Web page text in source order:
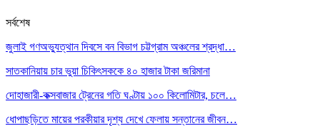
সর্বশেষ
জুলাই গণঅভ্যুত্থান দিবসে বন বিভাগ চট্টগ্রাম অঞ্চলের শ্রদ্ধা…
সাতকানিয়ায় চার ভুয়া চিকিৎসককে ৪০ হাজার টাকা জরিমানা
দোহাজারী-কক্সবাজার ট্রেনের গতি ঘণ্টায় ১০০ কিলোমিটার, চলে…
ধোপাছড়িতে মায়ের পরকীয়ার দৃশ্য দেখে ফেলায় সন্তানের জীবন…